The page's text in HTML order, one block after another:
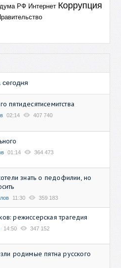
РФ Интернет Коррупция
сегодня
пятидесятисемитства
02:14 407 740
01:14 364 473
знать о педофилии, но
11:30 359 183
режиссерская трагедия
14:50 347 152
родимые пятна русского